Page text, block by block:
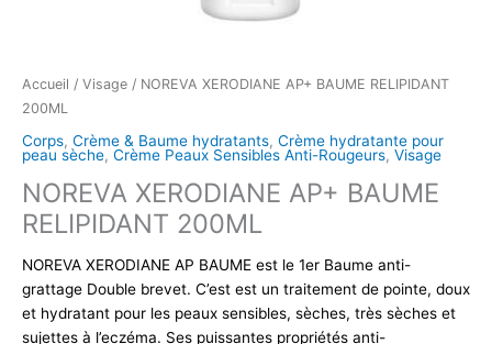
Accueil / Visage / NOREVA XERODIANE AP+ BAUME RELIPIDANT
200ML
Corps, Crème & Baume hydratants, Crème hydratante pour
peau sèche, Crème Peaux Sensibles Anti-Rougeurs, Visage
NOREVA XERODIANE AP+ BAUME
RELIPIDANT 200ML
NOREVA XERODIANE AP BAUME est le 1er Baume anti-
grattage Double brevet. C’est est un traitement de pointe, doux
et hydratant pour les peaux sensibles, sèches, très sèches et
sujettes à l’eczéma. Ses puissantes propriétés anti-